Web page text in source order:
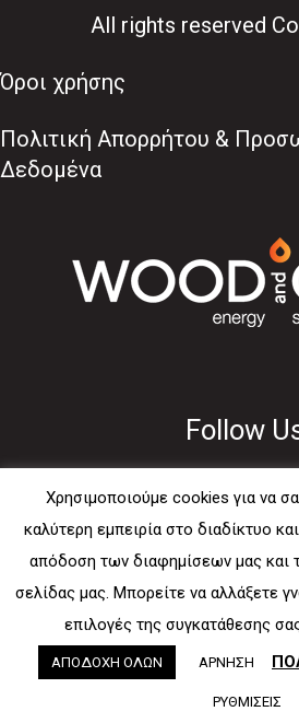
All rights reserved
Όροι χρήσης
Πολιτική Απορρήτου &
Δεδομένα
Follow
E-
Χρησιμοποιούμε cookies για να
καλύτερη εμπειρία στο διαδίκτυο
απόδοση των διαφημίσεων μας και
σελίδας μας. Μπορείτε να αλλάξετε
επιλογές της συγκατάθεσης
ΑΠΟΔΟΧΗ ΟΛΩΝ ΑΡΝΗΣΗ
ΡΥΘΜΙΣΕΙΣ